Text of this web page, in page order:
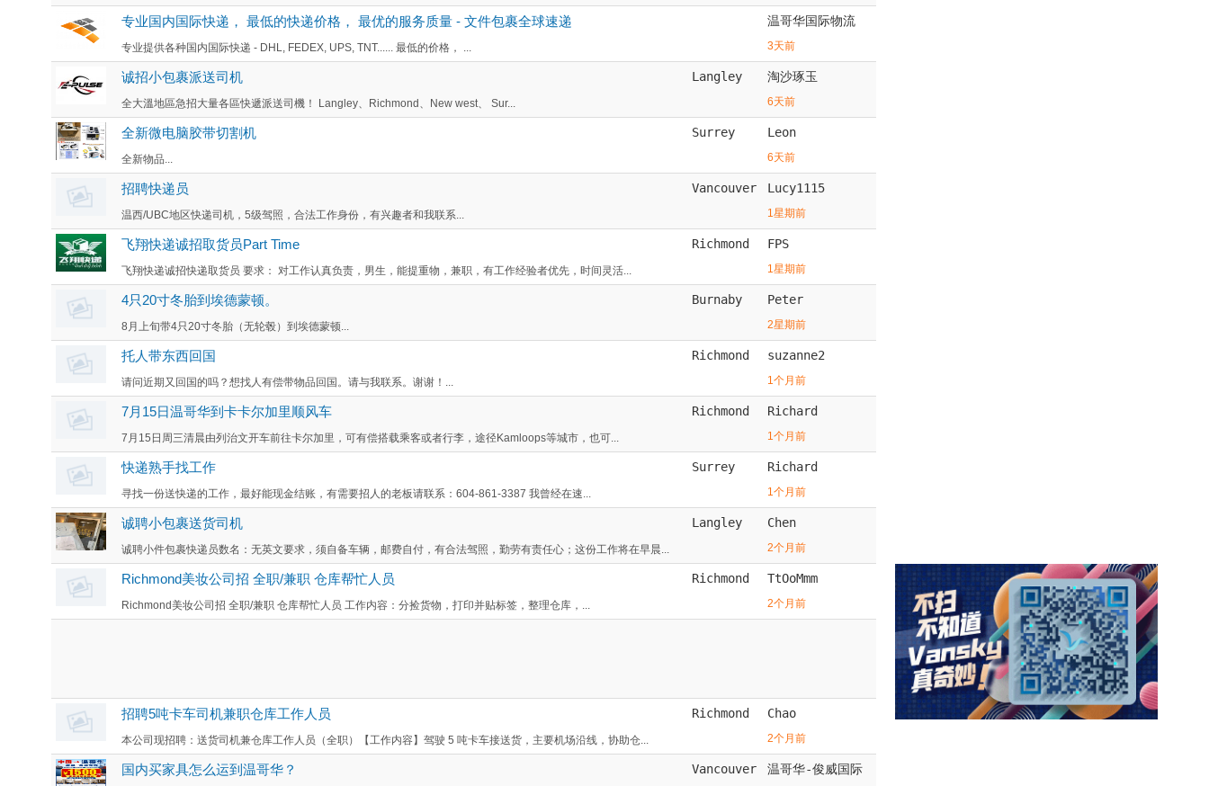
专业国内国际快递， 最低的快递价格， 最优的服务质量 - 文件包裹全球速递
专业提供各种国内国际快递 - DHL, FEDEX, UPS, TNT...... 最低的价格， ...
温哥华国际物流
3天前
诚招小包裹派送司机
全大溫地區急招大量各區快遞派送司機！ Langley、Richmond、New west、 Sur...
Langley 淘沙琢玉
6天前
全新微电脑胶带切割机
全新物品...
Surrey Leon
6天前
招聘快递员
温西/UBC地区快递司机，5级驾照，合法工作身份，有兴趣者和我联系...
Vancouver Lucy1115
1星期前
飞翔快递诚招取货员Part Time
飞翔快递诚招快递取货员 要求： 对工作认真负责，男生，能提重物，兼职，有工作经验者优先，时间灵活...
Richmond FPS
1星期前
4只20寸冬胎到埃德蒙顿。
8月上旬带4只20寸冬胎（无轮毂）到埃德蒙顿...
Burnaby Peter
2星期前
托人带东西回国
请问近期又回国的吗？想找人有偿带物品回国。请与我联系。谢谢！...
Richmond suzanne2
1个月前
7月15日温哥华到卡卡尔加里顺风车
7月15日周三清晨由列治文开车前往卡尔加里，可有偿搭载乘客或者行李，途径Kamloops等城市，也可...
Richmond Richard
1个月前
快递熟手找工作
寻找一份送快递的工作，最好能现金结账，有需要招人的老板请联系：604-861-3387 我曾经在速...
Surrey Richard
1个月前
诚聘小包裹送货司机
诚聘小件包裹快递员数名：无英文要求，须自备车辆，邮费自付，有合法驾照，勤劳有责任心；这份工作将在早晨...
Langley Chen
2个月前
Richmond美妆公司招 全职/兼职 仓库帮忙人员
Richmond美妆公司招 全职/兼职 仓库帮忙人员 工作内容：分捡货物，打印并贴标签，整理仓库，...
Richmond TtOoMmm
2个月前
招聘5吨卡车司机兼职仓库工作人员
本公司现招聘：送货司机兼仓库工作人员（全职）【工作内容】驾驶 5 吨卡车接送货，主要机场沿线，协助仓...
Richmond Chao
2个月前
国内买家具怎么运到温哥华？ Vancouver 温哥华-俊威国际